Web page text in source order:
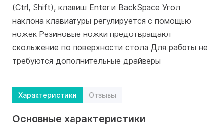
(Ctrl, Shift), клавиш Enter и BackSpace Угол
наклона клавиатуры регулируется с помощью
ножек Резиновые ножки предотвращают
скольжение по поверхности стола Для работы не
требуются дополнительные драйверы
Характеристики Отзывы
Основные характеристики